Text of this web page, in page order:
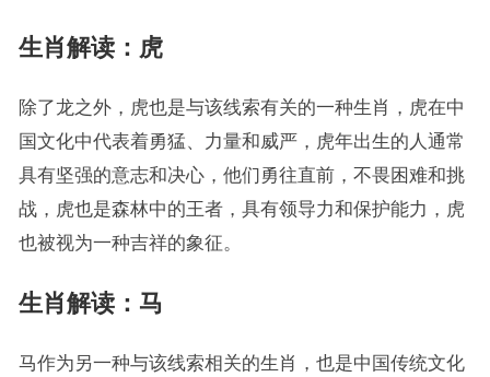
生肖解读：虎
除了龙之外，虎也是与该线索有关的一种生肖，虎在中
国文化中代表着勇猛、力量和威严，虎年出生的人通常
具有坚强的意志和决心，他们勇往直前，不畏困难和挑
战，虎也是森林中的王者，具有领导力和保护能力，虎
也被视为一种吉祥的象征。
生肖解读：马
马作为另一种与该线索相关的生肖，也是中国传统文化